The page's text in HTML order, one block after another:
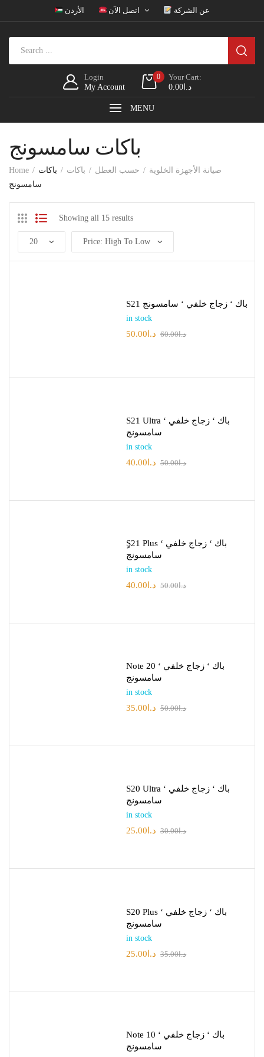
الأردن اتصل الآن عن الشركة
Login
My Account
0
Your Cart:
د.ا0.00
MENU
باكات سامسونج
Home صيانة الأجهزة الخلوية حسب العطل باكات
باكات
سامسونج
Showing all 15 results
S21 باك ‘ زجاج خلفي ‘ سامسونج
in stock
د.ا60.00 د.ا 50.00
S21 Ultra باك ‘ زجاج خلفي ‘
سامسونج
in stock
د.ا50.00 د.ا 40.00
ٍS21 Plus باك ‘ زجاج خلفي ‘
سامسونج
in stock
د.ا50.00 د.ا 40.00
Note 20 باك ‘ زجاج خلفي ‘
سامسونج
in stock
د.ا50.00 د.ا 35.00
S20 Ultra باك ‘ زجاج خلفي ‘
سامسونج
in stock
د.ا30.00 د.ا 25.00
S20 Plus باك ‘ زجاج خلفي ‘
سامسونج
in stock
د.ا35.00 د.ا25.00
Note 10 باك ‘ زجاج خلفي ‘
سامسونج